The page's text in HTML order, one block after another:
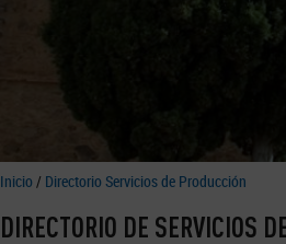
Inicio / Directorio Servicios de Producción
DIRECTORIO DE SERVICIOS